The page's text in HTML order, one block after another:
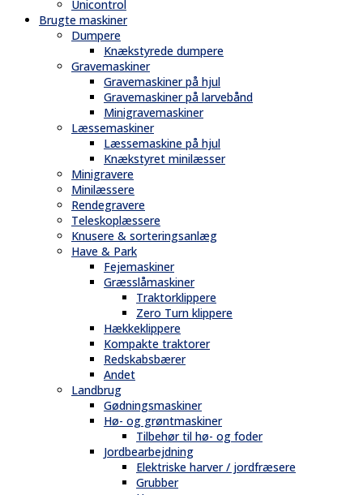
Unicontrol
Brugte maskiner
Dumpere
Knækstyrede dumpere
Gravemaskiner
Gravemaskiner på hjul
Gravemaskiner på larvebånd
Minigravemaskiner
Læssemaskiner
Læssemaskine på hjul
Knækstyret minilæsser
Minigravere
Minilæssere
Rendegravere
Teleskoplæssere
Knusere & sorteringsanlæg
Have & Park
Fejemaskiner
Græsslåmaskiner
Traktorklippere
Zero Turn klippere
Hækkeklippere
Kompakte traktorer
Redskabsbærer
Andet
Landbrug
Gødningsmaskiner
Hø- og grøntmaskiner
Tilbehør til hø- og foder
Jordbearbejdning
Elektriske harver / jordfræsere
Grubber